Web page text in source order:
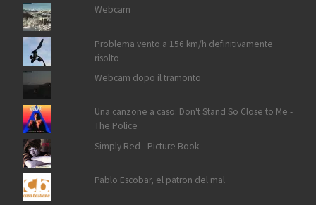
Webcam
Problema vento a 156 km/h definitivamente
risolto
Webcam dopo il tramonto
Una canzone a caso: Don't Stand So Close to Me -
The Police
Simply Red - Picture Book
Pablo Escobar, el patron del mal